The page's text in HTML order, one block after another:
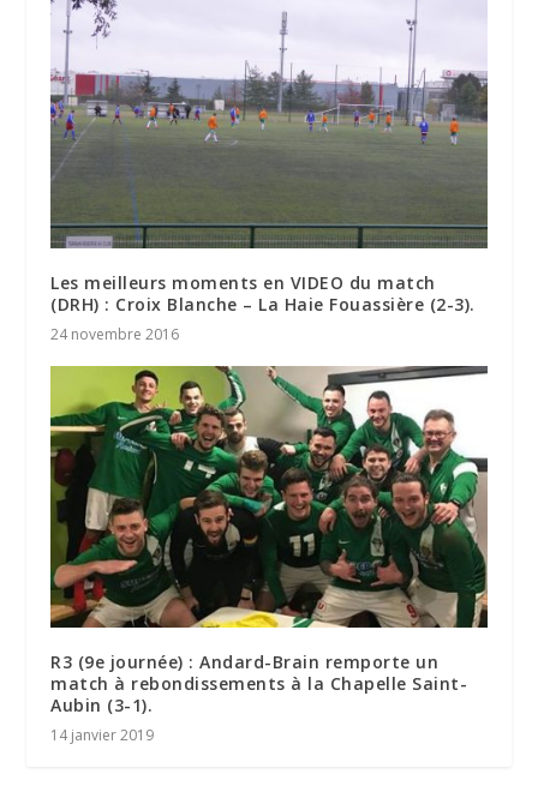
Les meilleurs moments en VIDEO du match
(DRH) : Croix Blanche – La Haie Fouassière (2-3).
24 novembre 2016
R3 (9e journée) : Andard-Brain remporte un
match à rebondissements à la Chapelle Saint-
Aubin (3-1).
14 janvier 2019